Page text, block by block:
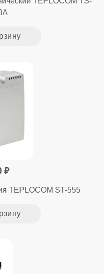
TEPLOCOM ST-555